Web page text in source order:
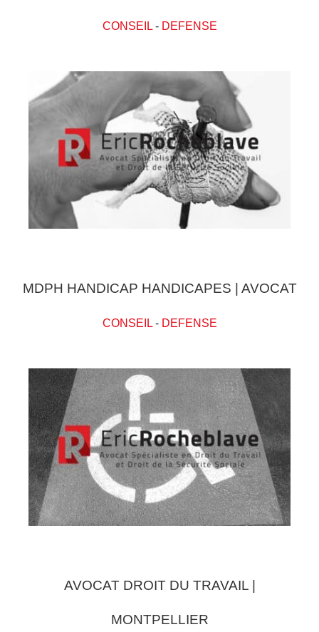
CONSEIL- DEFENSE
MDPH HANDICAP HANDICAPES | AVOCAT
CONSEIL- DEFENSE
AVOCAT DROIT DU TRAVAIL |
MONTPELLIER